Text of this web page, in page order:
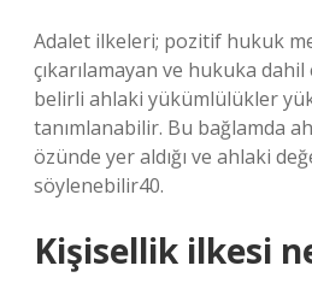
Adalet ilkeleri; pozitif hukuk
çıkarılamayan ve hukuka
belirli ahlaki yükümlülükler
tanımlanabilir. Bu bağlamda
özünde yer aldığı ve ahlaki
söylenebilir40.
Kişisellik ilkesi